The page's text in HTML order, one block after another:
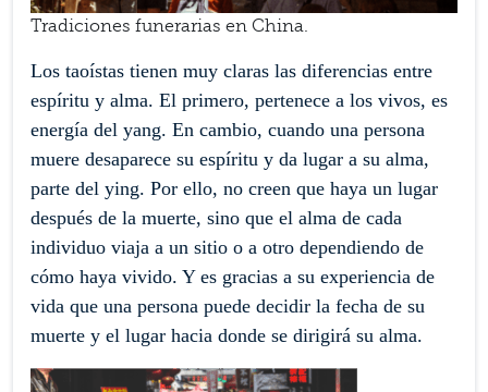
Tradiciones funerarias en China.
Los taoístas tienen muy claras las diferencias entre
espíritu y alma. El primero, pertenece a los vivos, es
energía del yang. En cambio, cuando una persona
muere desaparece su espíritu y da lugar a su alma,
parte del ying. Por ello, no creen que haya un lugar
después de la muerte, sino que el alma de cada
individuo viaja a un sitio o a otro dependiendo de
cómo haya vivido. Y es gracias a su experiencia de
vida que una persona puede decidir la fecha de su
muerte y el lugar hacia donde se dirigirá su alma.